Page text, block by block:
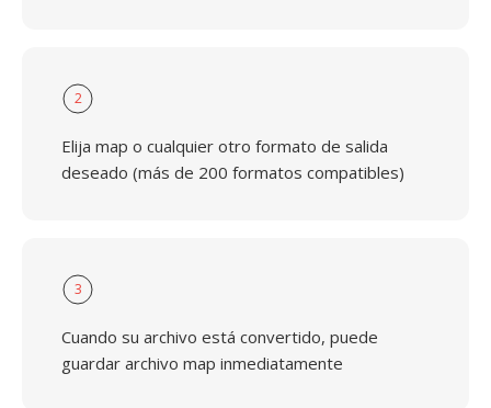
2
Elija map o cualquier otro formato de salida
deseado (más de 200 formatos compatibles)
3
Cuando su archivo está convertido, puede
guardar archivo map inmediatamente